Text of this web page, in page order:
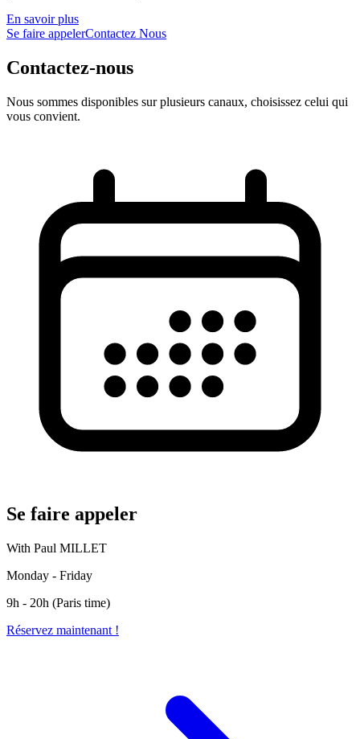
En savoir plus
Se faire appelerContactez Nous
Contactez-nous
Nous sommes disponibles sur plusieurs canaux, choisissez celui qui
vous convient.
Se faire appeler
With Paul MILLET
Monday - Friday
9h - 20h (Paris time)
Réservez maintenant !